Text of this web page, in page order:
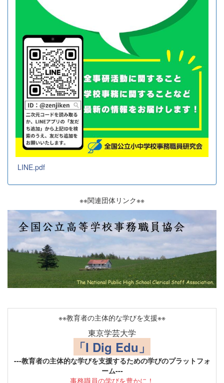
LINE.pdf
※※関連団体リンク※※
※※教育者の主体的な学びを支援※※
東京学芸大学
「I Dig Edu」
---教育者の主体的な学びを支援するための学びのプラットフォ
ーム---
事務職員の学びを豊かに！